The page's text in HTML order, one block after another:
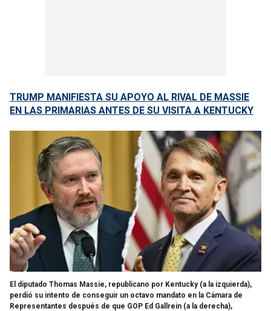
TRUMP MANIFIESTA SU APOYO AL RIVAL DE MASSIE
EN LAS PRIMARIAS ANTES DE SU VISITA A KENTUCKY
El diputado Thomas Massie, republicano por Kentucky (a la izquierda),
perdió su intento de conseguir un octavo mandato en la Cámara de
Representantes después de que GOP Ed Gallrein (a la derecha),